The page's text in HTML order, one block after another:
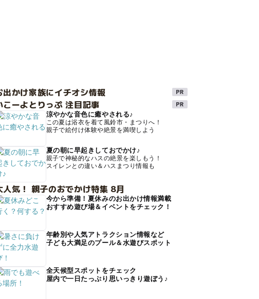
出かけ家族にイチオシ情報
こーよとりっぷ 注目記事
涼やかな音色に癒やされる♪
この夏は浴衣を着て風鈴市・まつりへ！
親子で絵付け体験や絶景を満喫しよう
夏の朝に早起きしておでかけ♪
親子で神秘的なハスの絶景を楽しもう！
スイレンとの違い＆ハスまつり情報も
人気！ 親子のおでかけ特集 8月
今から準備！夏休みのお出かけ情報満載
おすすめ遊び場＆イベントをチェック！
年齢別や人気アトラクション情報など
子ども大満足のプール＆水遊びスポット
全天候型スポットをチェック
屋内で一日たっぷり思いっきり遊ぼう♪